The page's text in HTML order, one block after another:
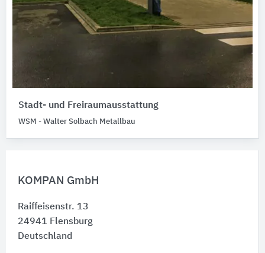
KOMPAN GmbH
Raiffeisenstr. 13
24941 Flensburg
Deutschland
Stadt- und Freiraumausstattung
WSM - Walter Solbach Metallbau